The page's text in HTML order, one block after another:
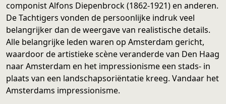
componist Alfons Diepenbrock (1862-1921) en anderen.
De Tachtigers vonden de persoonlijke indruk veel
belangrijker dan de weergave van realistische details.
Alle belangrijke leden waren op Amsterdam gericht,
waardoor de artistieke scène veranderde van Den Haag
naar Amsterdam en het impressionisme een stads- in
plaats van een landschapsoriëntatie kreeg. Vandaar het
Amsterdams impressionisme.